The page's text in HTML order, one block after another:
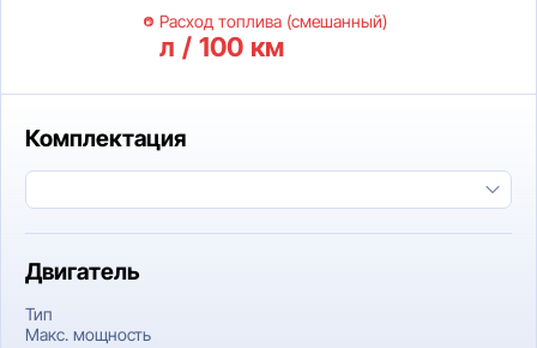
Расход топлива (смешанный)
л / 100 км
Комплектация
Двигатель
Тип
Макс. мощность